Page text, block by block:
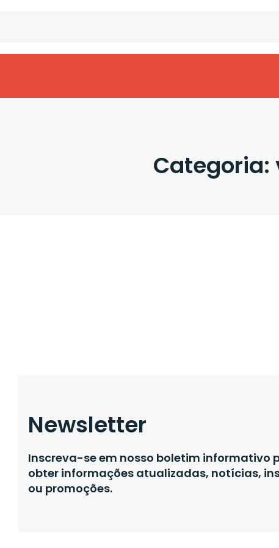
Newsletter
Inscreva-se em nosso boletim informativo
obter informações atualizadas, notícias,
ou promoções.